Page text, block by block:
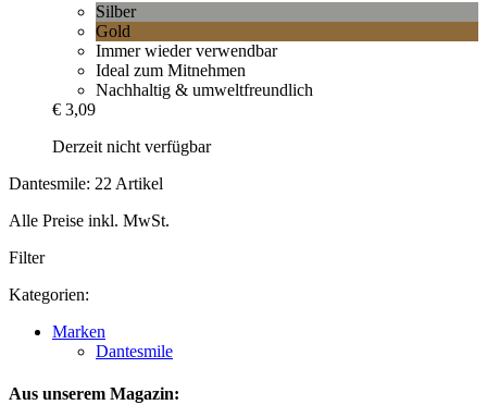
Silber
Gold
Immer wieder verwendbar
Ideal zum Mitnehmen
Nachhaltig & umweltfreundlich
€ 3,09
Derzeit nicht verfügbar
Dantesmile: 22 Artikel
Alle Preise inkl. MwSt.
Filter
Kategorien:
Marken
Dantesmile
Aus unserem Magazin: